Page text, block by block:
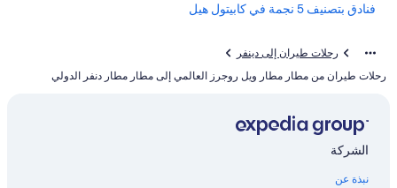
فنادق بتصنيف 5 نجمة في كابيتول هيل
فنادق جولدن
Wyndham Hotels في سنترال سيتي
Marriott Hotels & Resorts في لاركسبور
رحلات طيران إلى دينفر
رحلات طيران من مطار مطار ويل روجرز العالمي إلى مطار مطار دنفر الدولي
الشركة
نبذة عن